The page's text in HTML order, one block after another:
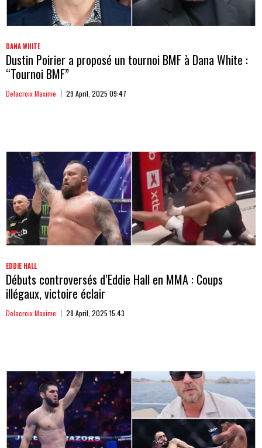
DANA WHITE
Dustin Poirier a proposé un tournoi BMF à Dana White :
“Tournoi BMF”
Delacroix Maxime 29 April, 2025 09:47
EDDIE HALL
Débuts controversés d’Eddie Hall en MMA : Coups
illégaux, victoire éclair
Delacroix Maxime 28 April, 2025 15:43